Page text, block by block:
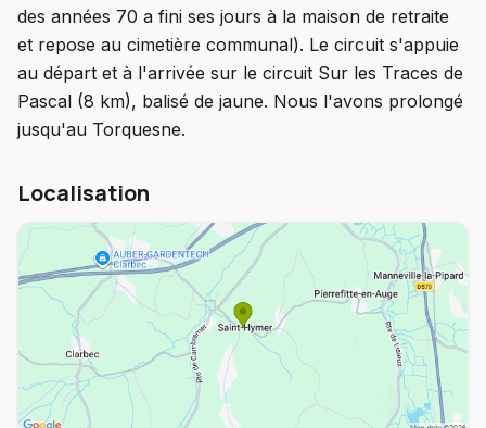
des années 70 a fini ses jours à la maison de retraite
et repose au cimetière communal). Le circuit s'appuie
au départ et à l'arrivée sur le circuit Sur les Traces de
Pascal (8 km), balisé de jaune. Nous l'avons prolongé
jusqu'au Torquesne.
Localisation